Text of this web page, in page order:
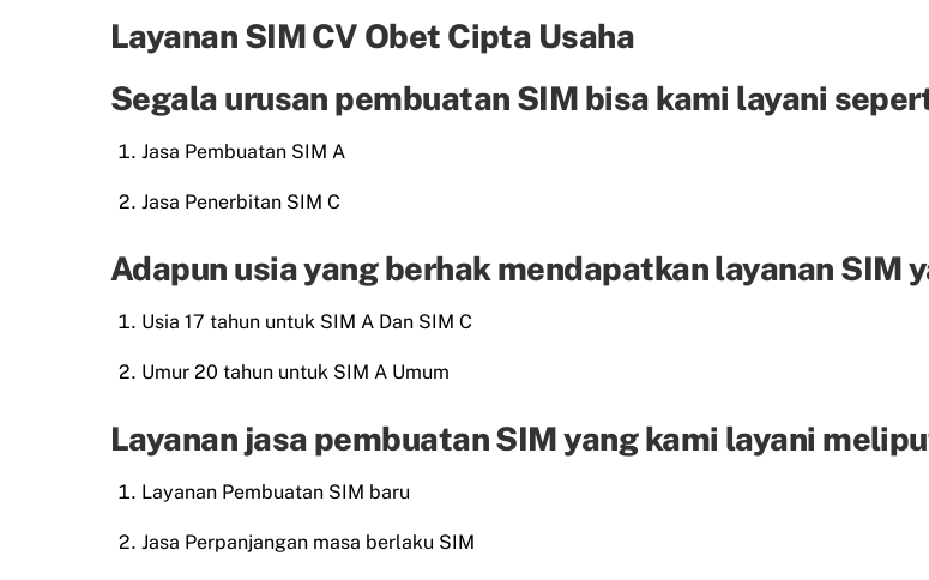
Layanan SIM CV Obet Cipta Usaha
Segala urusan pembuatan SIM bisa kami layani
Jasa Pembuatan SIM A
Jasa Penerbitan SIM C
Adapun usia yang berhak mendapatkan layanan SIM
Usia 17 tahun untuk SIM A Dan SIM C
Umur 20 tahun untuk SIM A Umum
Layanan jasa pembuatan SIM yang kami layani
Layanan Pembuatan SIM baru
Jasa Perpanjangan masa berlaku SIM